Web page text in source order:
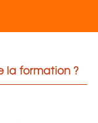
la formation ?